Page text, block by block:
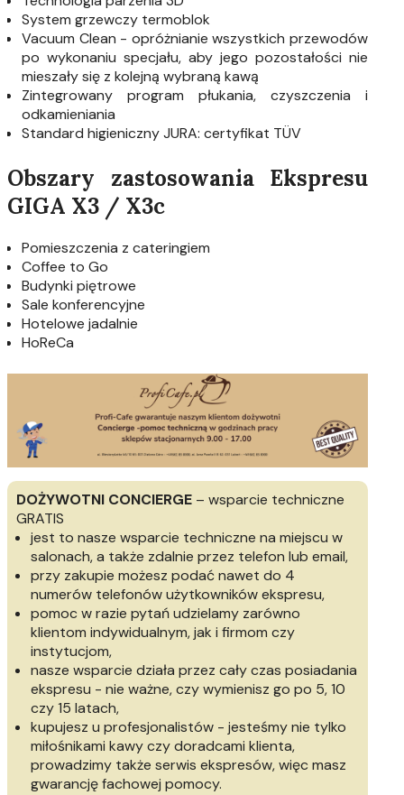
System grzewczy termoblok
Vacuum Clean - opróżnianie wszystkich przewodów
po wykonaniu specjału, aby jego pozostałości nie
mieszały się z kolejną wybraną kawą
Zintegrowany program płukania, czyszczenia i
odkamieniania
Standard higieniczny JURA: certyfikat TÜV
Obszary zastosowania Ekspresu
GIGA X3 / X3c
Pomieszczenia z cateringiem
Coffee to Go
Budynki piętrowe
Sale konferencyjne
Hotelowe jadalnie
HoReCa
DOŻYWOTNI CONCIERGE – wsparcie techniczne
GRATIS
jest to nasze wsparcie techniczne na miejscu w
salonach, a także zdalnie przez telefon lub email,
przy zakupie możesz podać nawet do 4
numerów telefonów użytkowników ekspresu,
pomoc w razie pytań udzielamy zarówno
klientom indywidualnym, jak i firmom czy
instytucjom,
nasze wsparcie działa przez cały czas posiadania
ekspresu - nie ważne, czy wymienisz go po 5, 10
czy 15 latach,
kupujesz u profesjonalistów - jesteśmy nie tylko
miłośnikami kawy czy doradcami klienta,
prowadzimy także serwis ekspresów, więc masz
gwarancję fachowej pomocy.